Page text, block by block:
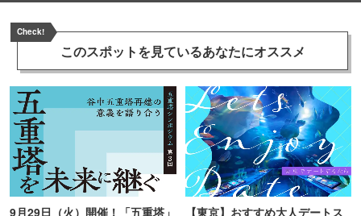
Check!
このスポットを見ているあなたにオススメ
9月29日（火）開催！「五重塔」
【東京】おすすめ大人デートス